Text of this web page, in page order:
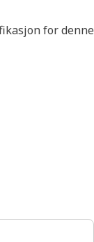
for denne